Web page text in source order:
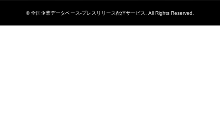
©全国企業データベース-プレスリリース配信サービス . All Rights Reserved.